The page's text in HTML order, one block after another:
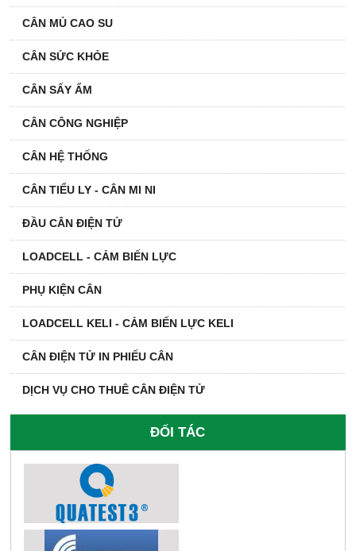
CÂN MỦ CAO SU
CÂN SỨC KHỎE
CÂN SẤY ẨM
CÂN CÔNG NGHIỆP
CÂN HỆ THỐNG
CÂN TIỂU LY - CÂN MI NI
ĐẦU CÂN ĐIỆN TỬ
LOADCELL - CẢM BIẾN LỰC
PHỤ KIỆN CÂN
LOADCELL KELI - CẢM BIẾN LỰC KELI
CÂN ĐIỆN TỬ IN PHIẾU CÂN
DỊCH VỤ CHO THUÊ CÂN ĐIỆN TỬ
ĐỐI TÁC